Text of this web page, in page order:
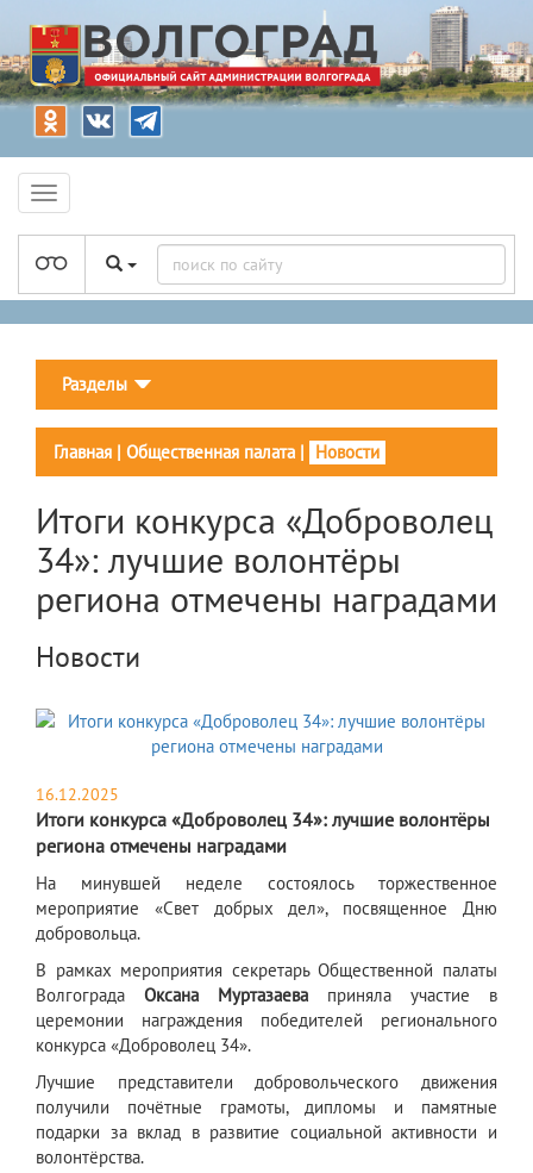
Разделы
Главная | Общественная палата | Новости
Итоги конкурса «Доброволец
34»: лучшие волонтёры
региона отмечены наградами
Новости
16.12.2025
Итоги конкурса «Доброволец 34»: лучшие волонтёры
региона отмечены наградами
​На минувшей неделе состоялось торжественное
мероприятие «Свет добрых дел», посвященное Дню
добровольца.
В рамках мероприятия секретарь Общественной палаты
Волгограда Оксана Муртазаева приняла участие в
церемонии награждения победителей регионального
конкурса «Доброволец 34».
Лучшие представители добровольческого движения
получили почётные грамоты, дипломы и памятные
подарки за вклад в развитие социальной активности и
волонтёрства.